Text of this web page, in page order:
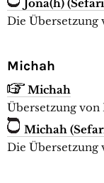
Jona(h)
Die Übersetzung
Michah
Michah
Übersetzung
Michah
Die Übersetzung